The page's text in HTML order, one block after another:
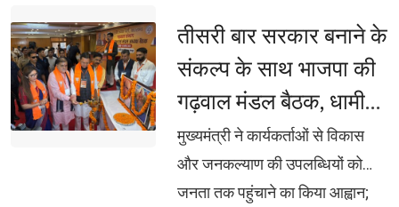
गांधी, करोड़ों खर्च कर बनाया पंडाल, दो
लाख से अधिक छात्रों के रजिस्ट्रेशन
का फर्जी दावा: ब्रजेश पाठक
तीसरी बार सरकार बनाने के
संकल्प के साथ भाजपा की
गढ़वाल मंडल बैठक, धामी
बोले- झूठ और अफवाह का
दें मुंहतोड़ जवाब
मुख्यमंत्री ने कार्यकर्ताओं से विकास
और जनकल्याण की उपलब्धियों को
जनता तक पहुंचाने का किया आह्वान;